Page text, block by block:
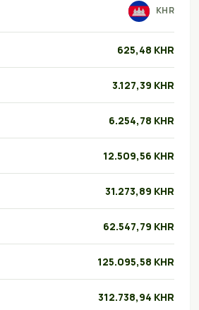
KHR
625,48 KHR
3.127,39 KHR
6.254,78 KHR
12.509,56 KHR
31.273,89 KHR
62.547,79 KHR
125.095,58 KHR
312.738,94 KHR